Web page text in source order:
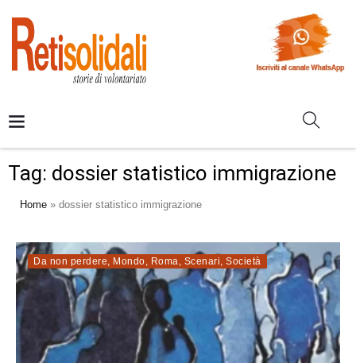
Tag: dossier statistico immigrazione
Home » dossier statistico immigrazione
Da non perdere, Mondo, Roma, Scenari, Società